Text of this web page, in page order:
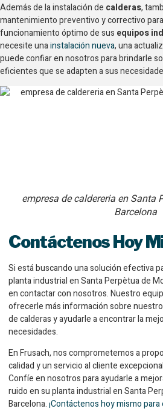
Además de la instalación de calderas,
mantenimiento preventivo y correctivo
funcionamiento óptimo de sus equipos
necesite unainstalación nueva, una
puede confiar en nosotros para brindarle
eficientes que se adapten a sus
Contáctenos Hoy
Si está buscando una solución efectiva
planta industrial en Santa Perpètua de
en contactar con nosotros. Nuestro
ofrecerle más información sobre
de calderas y ayudarle a encontrar la
necesidades.
En Frusach, nos comprometemos a
calidad y un servicio al cliente
Confíe en nosotros para ayudarle a
ruido en su planta industrial en Santa
Barcelona.¡Contáctenos hoy mismo
empresa de caldereria en Santa
Barcelona